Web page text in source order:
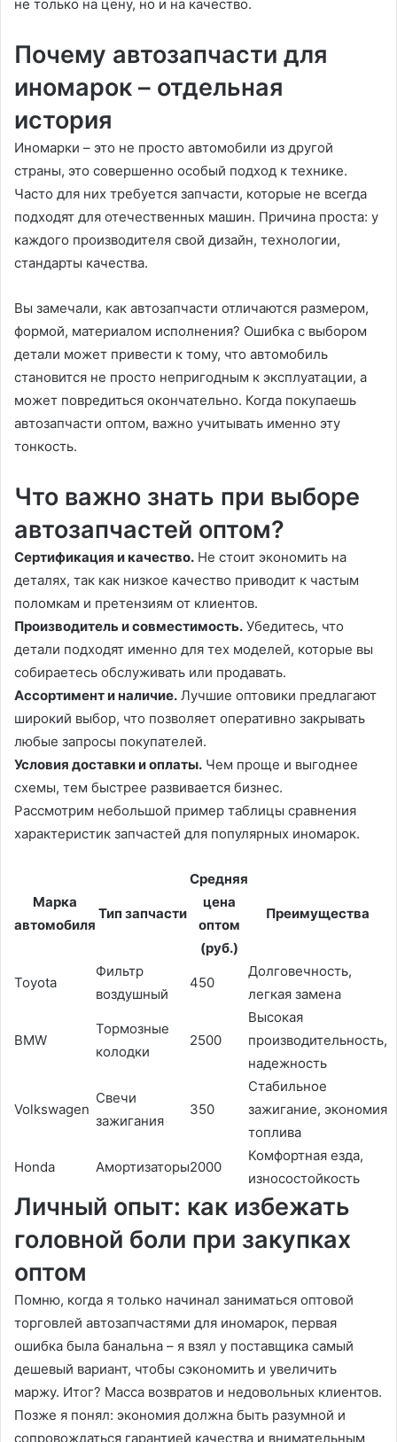
не только на цену, но и на качество.
Почему автозапчасти для
иномарок – отдельная
история
Иномарки – это не просто автомобили из другой
страны, это совершенно особый подход к технике.
Часто для них требуется запчасти, которые не всегда
подходят для отечественных машин. Причина проста: у
каждого производителя свой дизайн, технологии,
стандарты качества.
Вы замечали, как автозапчасти отличаются размером,
формой, материалом исполнения? Ошибка с выбором
детали может привести к тому, что автомобиль
становится не просто непригодным к эксплуатации, а
может повредиться окончательно. Когда покупаешь
автозапчасти оптом, важно учитывать именно эту
тонкость.
Что важно знать при выборе
автозапчастей оптом?
Сертификация и качество. Не стоит экономить на
деталях, так как низкое качество приводит к частым
поломкам и претензиям от клиентов.
Производитель и совместимость. Убедитесь, что
детали подходят именно для тех моделей, которые вы
собираетесь обслуживать или продавать.
Ассортимент и наличие. Лучшие оптовики предлагают
широкий выбор, что позволяет оперативно закрывать
любые запросы покупателей.
Условия доставки и оплаты. Чем проще и выгоднее
схемы, тем быстрее развивается бизнес.
Рассмотрим небольшой пример таблицы сравнения
характеристик запчастей для популярных иномарок.
Марка
автомобиля
Тип запчасти
Средняя
цена
оптом
(руб.)
Преимущества
Toyota
Фильтр
воздушный
450
Долговечность,
легкая замена
BMW
Тормозные
колодки
2500
Высокая
производительность,
надежность
Volkswagen
Свечи
зажигания
350
Стабильное
зажигание, экономия
топлива
Honda Амортизаторы2000
Комфортная езда,
износостойкость
Личный опыт: как избежать
головной боли при закупках
оптом
Помню, когда я только начинал заниматься оптовой
торговлей автозапчастями для иномарок, первая
ошибка была банальна – я взял у поставщика самый
дешевый вариант, чтобы сэкономить и увеличить
маржу. Итог? Масса возвратов и недовольных клиентов.
Позже я понял: экономия должна быть разумной и
сопровождаться гарантией качества и внимательным